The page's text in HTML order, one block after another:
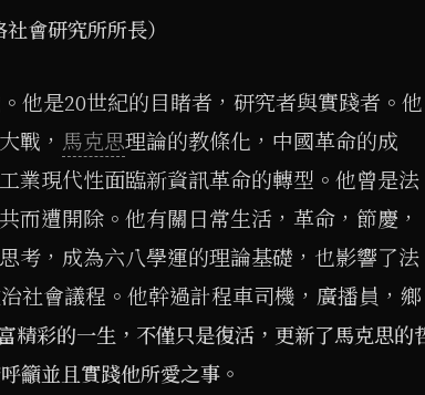
會研究所所長）
他是20世紀的目睹者，研究者與實踐者。他
戰， 馬克思理論的教條化，中國革命的成
業現代性面臨新資訊革命的轉型。他曾是法
而遭開除。他有關日常生活，革命，節慶，
考，成為六八學運的理論基礎，也影響了法
社會議程。他幹過計程車司機，廣播員，鄉
精彩的一生，不僅只是復活，更新了馬克思的
籲並且實踐他所愛之事。